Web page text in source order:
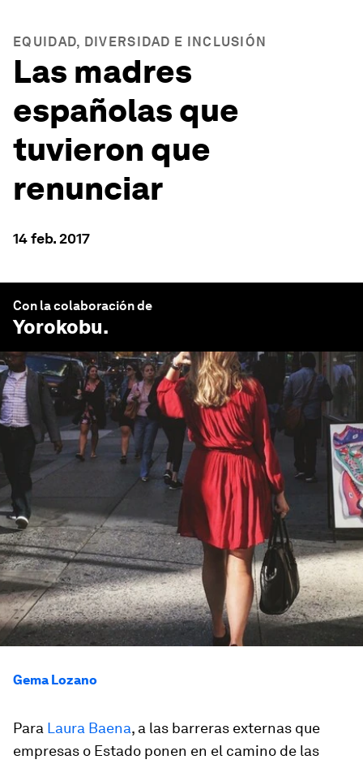
EQUIDAD, DIVERSIDAD E INCLUSIÓN
Las madres
españolas que
tuvieron que
renunciar
14 feb. 2017
Con la colaboración de
Yorokobu.
Gema Lozano
Para Laura Baena, a las barreras externas que
empresas o Estado ponen en el camino de las